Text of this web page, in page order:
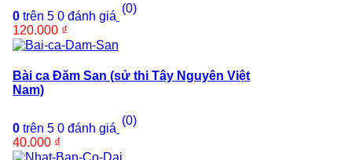
0 trên 5 0 đánh giá
(0)
120.000 ₫
Bài ca Đăm San (sử thi Tây Nguyên Việt
Nam)
0 trên 5 0 đánh giá
(0)
40.000 ₫